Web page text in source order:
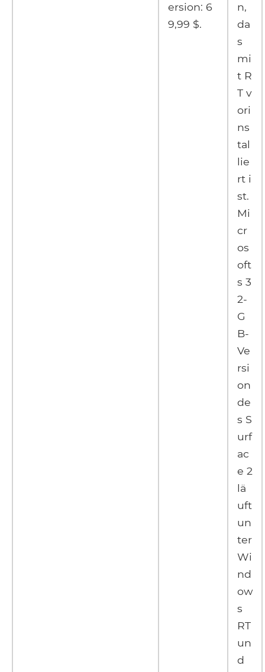
ersion: 6
9,99 $.
n,
da
s
mi
t R
T v
ori
ns
tal
lie
rt i
st.
Mi
cr
os
oft
s 3
2-
G
B-
Ve
rsi
on
de
s S
urf
ac
e 2
lä
uft
un
ter
Wi
nd
ow
s
RT
un
d